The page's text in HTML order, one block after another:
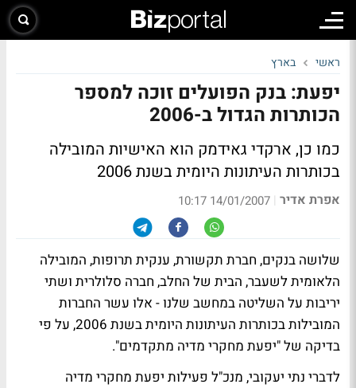
ראשי בארץ
יפעת: בנק הפועלים זוכה למספר
הכותרות הגדול ב-2006
כמו כן, ארקדי גאידמק הוא האישיות המובילה
בכותרות העיתונות היומית בשנת 2006
אפרת אדיר |
14/01/2007 10:17
שלושה בנקים, חברת תקשורת, ענקית תרופות, המובילה
הלאומית לשעבר, הבית של החלב, חברה סלולרית ושתי
יריבות על השליטה במחשב שלנו - אלו עשר החברות
המובילות בכותרות העיתונות היומית בשנת 2006, על פי
בדיקה של "יפעת מחקרי מדיה מתקדמים".
לדברי נתי יעקובי, מנכ"ל פעילות יפעת מחקרי מדיה